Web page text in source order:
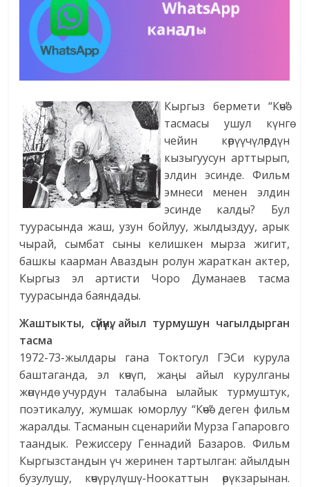
Кыргыз бермети “Көчө”
тасмасы ушул күнгө
чейин көрүүчүлөрдүн
кызыгуусун арттырып,
элдин эсинде. Фильм
эмнеси менен элдин
эсинде калды? Бул
туурасында жаш, узун бойлуу, жылдыздуу, арык
чырай, сымбат сыны келишкен мырза жигит,
башкы каарман Аваздын ролун жараткан актер,
Кыргыз эл артисти Чоро Думанаев тасма
туурасында баяндады.
Жаштыкты, сүйүүнү, айыл турмушун чагылдырган
тасма
1972-73-жылдары гана Токтогул ГЭСи курула
баштаганда, эл көчүп, жаңы айыл курулганы
жөнүндө учурдун талабына ылайык турмуштук,
поэтикалуу, жумшак юморлуу “Көчө” деген фильм
жаралды. Тасманын сценарийи Мурза Гапаровго
таандык. Режиссеру Геннадий Базаров. Фильм
Кыргызстандын үч жеринен тартылган: айылдын
бузулушу, көчүрүлүшү-Ноокаттын өрүкзарынан.